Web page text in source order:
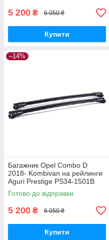
5 200 ₴ 6 050 ₴
Купити
–14%
Багажник Opel Combo D
2018- Kombivan на рейлинги
Aguri Prestige PS34-1501B
Готово до відправки
5 200 ₴ 6 050 ₴
Купити